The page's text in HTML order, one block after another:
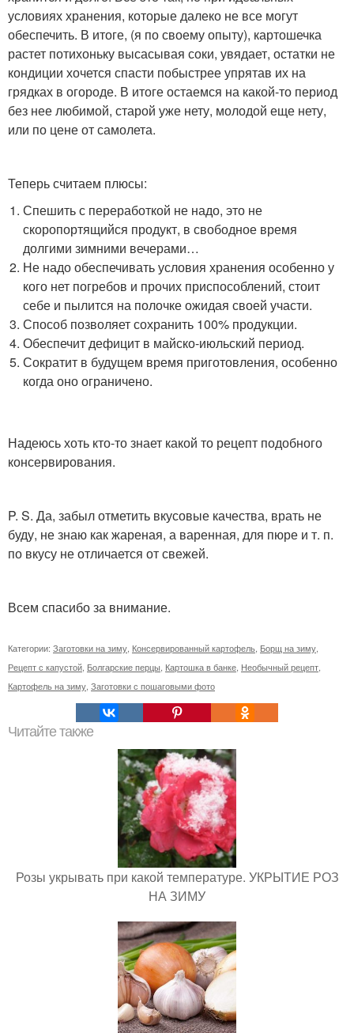
условиях хранения, которые далеко не все могут
обеспечить. В итоге, (я по своему опыту), картошечка
растет потихоньку высасывая соки, увядает, остатки не
кондиции хочется спасти побыстрее упрятав их на
грядках в огороде. В итоге остаемся на какой-то период
без нее любимой, старой уже нету, молодой еще нету,
или по цене от самолета.
Теперь считаем плюсы:
Спешить с переработкой не надо, это не
скоропортящийся продукт, в свободное время
долгими зимними вечерами…
Не надо обеспечивать условия хранения особенно у
кого нет погребов и прочих приспособлений, стоит
себе и пылится на полочке ожидая своей участи.
Способ позволяет сохранить 100% продукции.
Обеспечит дефицит в майско-июльский период.
Сократит в будущем время приготовления, особенно
когда оно ограничено.
Надеюсь хоть кто-то знает какой то рецепт подобного
консервирования.
P. S. Да, забыл отметить вкусовые качества, врать не
буду, не знаю как жареная, а варенная, для пюре и т. п.
по вкусу не отличается от свежей.
Всем спасибо за внимание.
Категории: Заготовки на зиму Консервированный картофель Борщ на зиму
Рецепт с капустой Болгарские перцы Картошка в банке Необычный рецепт
Картофель на зиму Заготовки с пошаговыми фото
Читайте также
Розы укрывать при какой температуре. УКРЫТИЕ РОЗ
НА ЗИМУ